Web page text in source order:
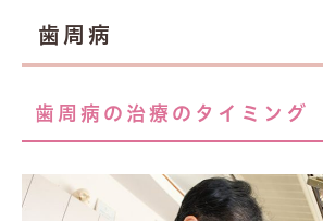
歯周病
歯周病の治療のタイミング